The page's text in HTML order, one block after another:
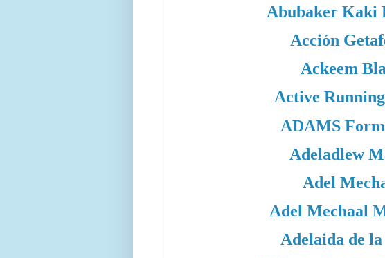
Abubaker Kaki
Acción
Ackeem
Active
ADAMS
Adeladlew
Adel
Adel Mechaal
Adelaida de